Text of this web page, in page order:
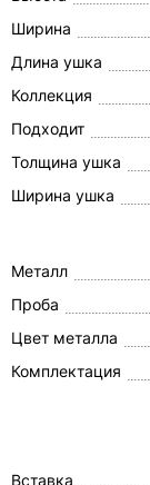
Ширина
Длина ушка
Коллекция
Подходит
Толщина ушка
Ширина ушка
Металл
Проба
Цвет металла
Комплектация
Вставка